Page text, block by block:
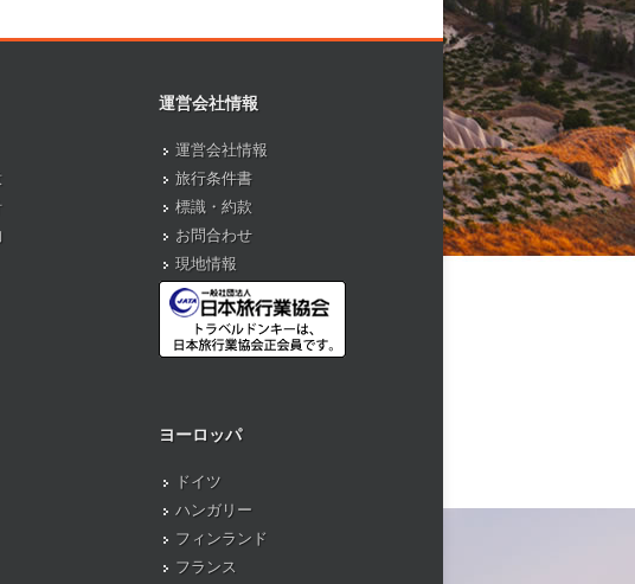
運営会社情報
運営会社情報
旅行条件書
標識・約款
お問合わせ
現地情報
ヨーロッパ
ドイツ
ハンガリー
フィンランド
フランス